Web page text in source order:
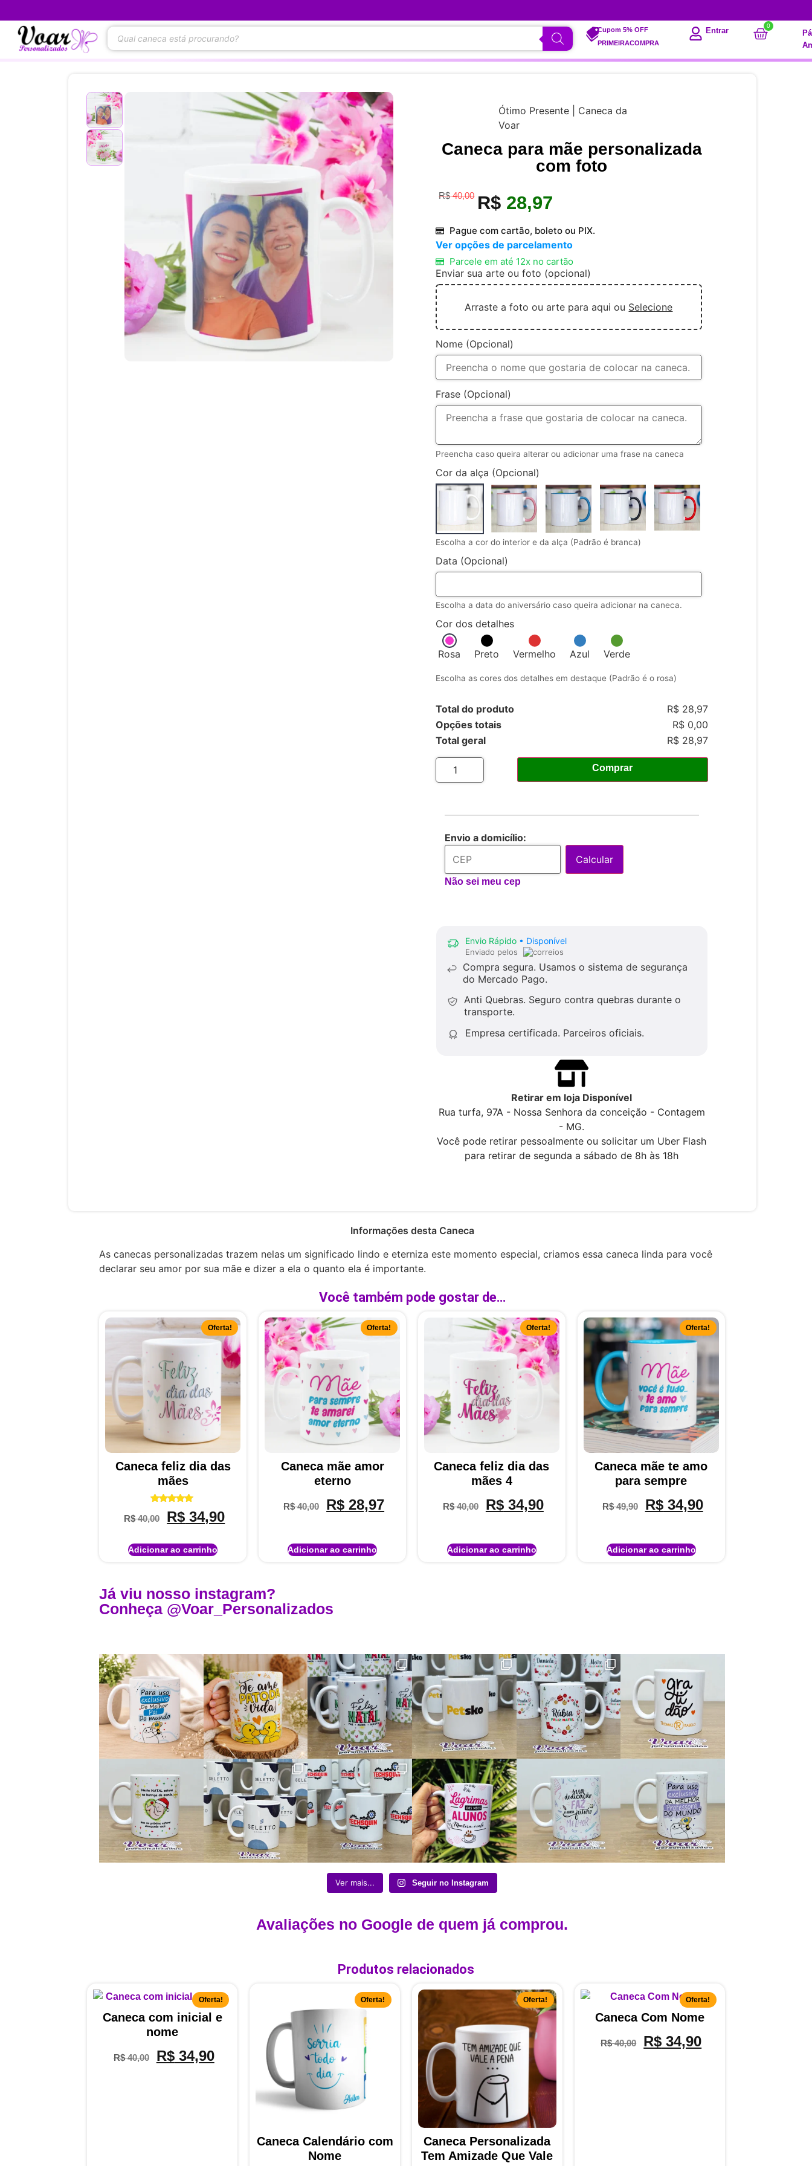
(31)99504-8400 -
Cupom 5% OFF
PRIMEIRACOMPRA
Entrar
0
Ótimo Presente | Caneca da
Voar
Caneca para mãe personalizada
com foto
R$40,00 R$ 28,97
Pague com cartão, boleto ou PIX.
Ver opções de parcelamento
Parcele em até 12x no cartão
Enviar sua arte ou foto (opcional)
Arraste a foto ou arte para aqui ou Selecione
Nome (Opcional)
Frase (Opcional)
Preencha caso queira alterar ou adicionar uma frase na caneca
Cor da alça (Opcional)
Escolha a cor do interior e da alça (Padrão é branca)
Data (Opcional)
Escolha a data do aniversário caso queira adicionar na caneca.
Cor dos detalhes
Rosa Preto Vermelho Azul Verde
Escolha as cores dos detalhes em destaque (Padrão é o rosa)
Total do produto
R$ 28,97
Opções totais
R$ 0,00
Total geral
R$ 28,97
Comprar
Envio a domicílio:
Calcular
Não sei meu cep
Envio Rápido • Disponível
Enviado pelos
Compra segura. Usamos o sistema de segurança
do Mercado Pago.
Anti Quebras. Seguro contra quebras durante o
transporte.
Empresa certificada. Parceiros oficiais.
Retirar em loja Disponível
Rua turfa, 97A - Nossa Senhora da conceição - Contagem
- MG.
Você pode retirar pessoalmente ou solicitar um Uber Flash
para retirar de segunda a sábado de 8h às 18h
Informações desta Caneca
As canecas personalizadas trazem nelas um significado lindo e eterniza este momento especial, criamos essa caneca linda para você
declarar seu amor por sua mãe e dizer a ela o quanto ela é importante.
Você também pode gostar de…
Oferta!
Caneca feliz dia das
mães
Avaliação
5.00
de 5
R$40,00 R$ 34,90
Adicionar ao carrinho
Oferta!
Caneca mãe amor
eterno
R$40,00 R$ 28,97
Adicionar ao carrinho
Oferta!
Caneca feliz dia das
mães 4
R$40,00 R$34,90
Adicionar ao carrinho
Oferta!
Caneca mãe te amo
para sempre
R$49,90 R$34,90
Adicionar ao carrinho
Já viu nosso instagram?
Conheça @Voar_Personalizados
Ver mais... Seguir no Instagram
Avaliações no Google de quem já comprou.
Produtos relacionados
Oferta!
Caneca com inicial e
nome
R$40,00 R$34,90
Oferta!
Caneca Calendário com
Nome
Oferta!
Caneca Personalizada
Tem Amizade Que Vale
Oferta!
Caneca Com Nome
R$40,00 R$ 34,90